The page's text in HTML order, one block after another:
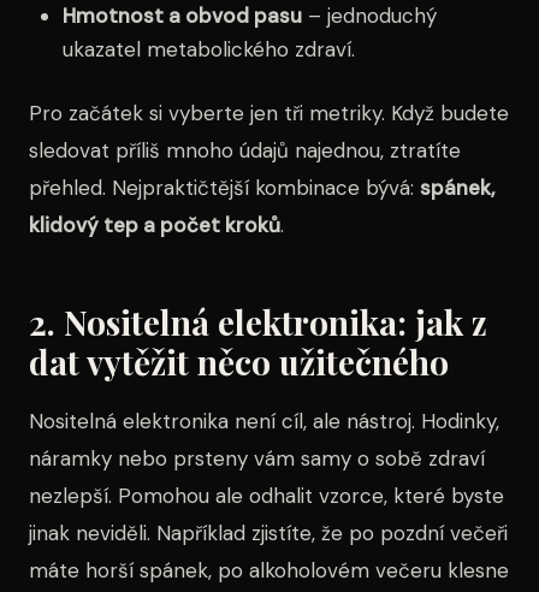
Hmotnost a obvod pasu – jednoduchý
ukazatel metabolického zdraví.
Pro začátek si vyberte jen tři metriky. Když budete
sledovat příliš mnoho údajů najednou, ztratíte
přehled. Nejpraktičtější kombinace bývá: spánek,
klidový tep a počet kroků.
2. Nositelná elektronika: jak z
dat vytěžit něco užitečného
Nositelná elektronika není cíl, ale nástroj. Hodinky,
náramky nebo prsteny vám samy o sobě zdraví
nezlepší. Pomohou ale odhalit vzorce, které byste
jinak neviděli. Například zjistíte, že po pozdní večeři
máte horší spánek, po alkoholovém večeru klesne